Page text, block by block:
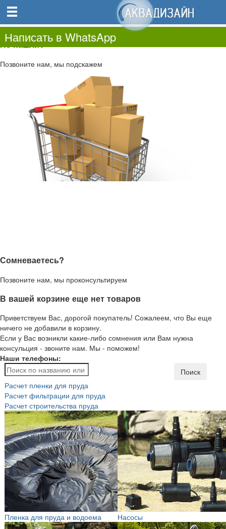
0.00
0
Не нашли?
Позвоните нам, мы подскажем
Сомневаетесь?
Позвоните нам, мы проконсультируем
В вашей корзине еще нет товаров
Приветствуем Вас, дорогой покупатель! Сожалеем, что Вы еще
ничего не добавили в корзину.
Если у Вас возникли какие-либо сомнения или Вам нужна
консульция - звоните нам. Мы - поможем!
Наши телефоны:
Написать в WhatsApp
Поиск
Расчет пленки для пруда
Расчет фильтрации для пруда
Расчет строительства пруда
Пленка для пруда и водоема Насосы